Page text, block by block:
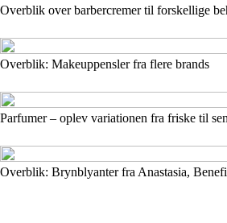
Overblik over barbercremer til forskellige
Overblik: Makeuppensler fra flere brands
Parfumer – oplev variationen fra friske til
Overblik: Brynblyanter fra Anastasia,